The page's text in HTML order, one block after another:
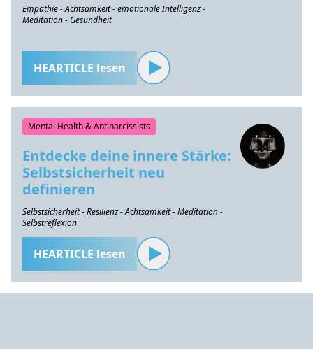
Empathie - Achtsamkeit - emotionale Intelligenz -
Meditation - Gesundheit
HEARTICLE lesen
Mental Health & Antinarcissists
Entdecke deine innere Stärke:
Selbstsicherheit neu
definieren
Selbstsicherheit - Resilienz - Achtsamkeit - Meditation -
Selbstreflexion
HEARTICLE lesen